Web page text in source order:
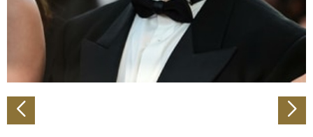
Wir verwenden Cookies, um Inhalte und Anzeigen zu
personalisieren, Funktionen für soziale Medien anbieten
zu können und die Zugriffe auf unsere Website zu
analysieren. Außerdem geben wir Informationen zu Ihrer
Verwendung unserer Website an unsere Partner für
Partner führen diese Informationen möglicherweise mit
weiteren Daten zusammen, die Sie ihnen bereitgestellt